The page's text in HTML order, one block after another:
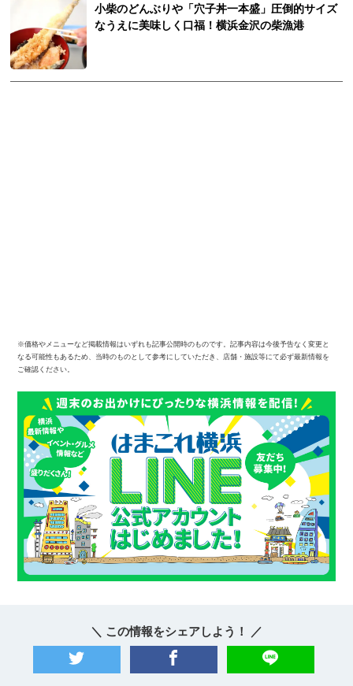
小柴のどんぶりや「穴子丼一本盛」圧倒的サイズ
なうえに美味しく口福！横浜金沢の柴漁港
※価格やメニューなど掲載情報はいずれも記事公開時のものです。記事内容は今後予告なく変更と
なる可能性もあるため、当時のものとして参考にしていただき、店舗・施設等にて必ず最新情報を
ご確認ください。
＼ この情報をシェアしよう！ ／